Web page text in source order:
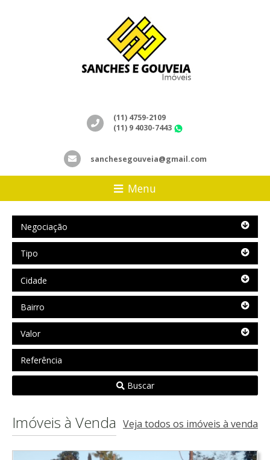
(11) 4759-2109
(11) 9 4030-7443
sanchesegouveia@gmail.com
Menu
Negociação
Tipo
Cidade
Bairro
Valor
Valor
Referência
Buscar
Imóveis à Venda Veja todos os imóveis à venda